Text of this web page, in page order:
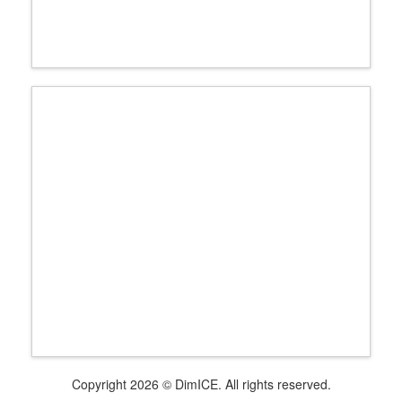
Copyright 2026 © DimICE. All rights reserved.